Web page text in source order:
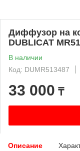
Диффузор на
DUBLICAT
В наличии
Код: DUMR513487
33 000 ₸
Описание